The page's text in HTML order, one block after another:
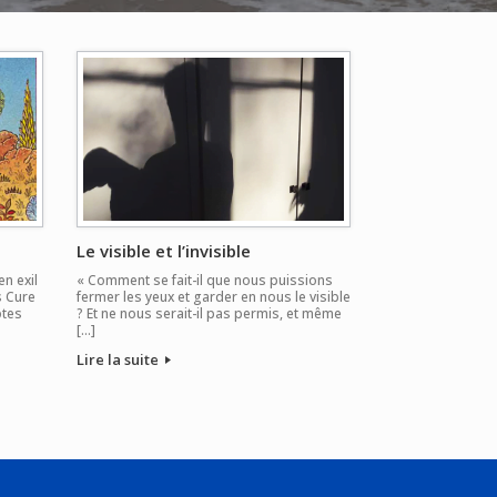
exil
Cure
Le visible et l’invisible
« Comment se fait-il que nous puissions
fermer les yeux et garder en nous le visible
? Et ne nous serait-il pas permis, et même
[…]
Lire la suite